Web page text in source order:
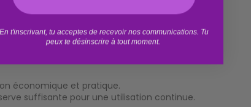
économique et pratique.
suffisante pour une utilisation continue.
peux te désinscrire à tout moment.